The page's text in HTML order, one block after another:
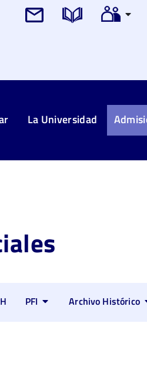
La Universidad
PFI Archivo Histórico